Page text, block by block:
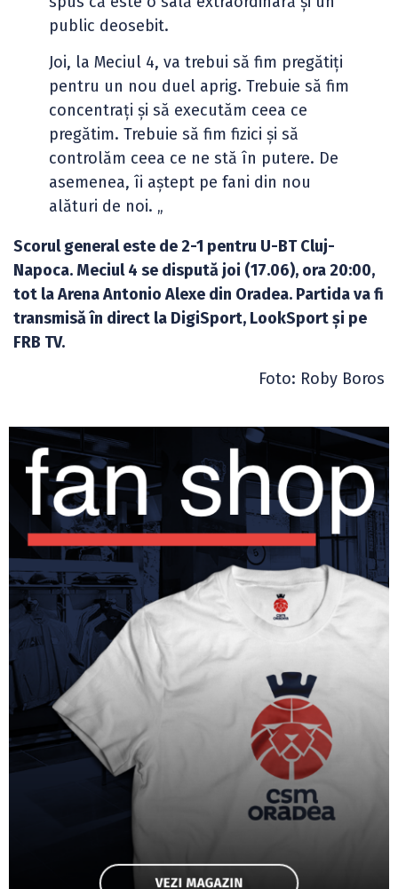
public deosebit.
Joi, la Meciul 4, va trebui să fim pregătiți
pentru un nou duel aprig. Trebuie să fim
concentrați și să executăm ceea ce
pregătim. Trebuie să fim fizici și să
controlăm ceea ce ne stă în putere. De
asemenea, îi aștept pe fani din nou
alături de noi. „
Scorul general este de 2-1 pentru U-BT Cluj-
Napoca. Meciul 4 se dispută joi (17.06), ora 20:00,
tot la Arena Antonio Alexe din Oradea. Partida va fi
transmisă în direct la DigiSport, LookSport și pe
FRB TV.
Foto: Roby Boros